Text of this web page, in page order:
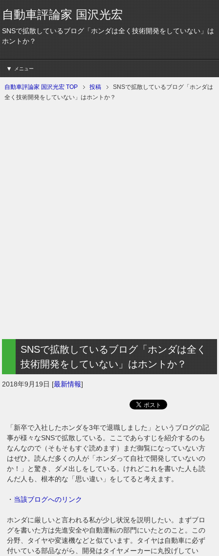
自動車評論家 国沢光宏
SNSで拡散しているブログ「ホンダは全く技術開発をしていない」は
ホントか？
メニュー
自動車評論家 国沢光宏 TOP 投稿
SNSで拡散しているブログ「ホンダは
全く技術開発をしていない」はホントか？
SNSで拡散しているブログ「ホンダは全く
技術開発をしていない」はホントか？
2018年9月19日 [最新情報]
「新卒で入社したホンダを3年で退職しました」というブログの記
事が様々なSNSで拡散している。ここであらすじを紹介するのも
なんなので（そもそもすぐ読めます）まだ御覧になっていない方
はぜひ。読んだ多くの人が「ホンダって自社で開発していないの
か！」と驚き、ダメ出しをしている。けれどこれを書いた人も読
んだ人も、根本的な「思い違い」をしてると考えます。
・ 当該ブログへのリンク
ホンダに厳しいと言われる私が少し状況を説明したい。まずブロ
グを書いた方は先進安全や自動運転の部門にいたとのこと。この
分野、タイヤや変速機などと似ています。タイヤは自動車に必ず
付いている部品ながら、開発はタイヤメーカーに丸投げしてい